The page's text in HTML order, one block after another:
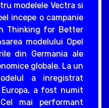
modelele Vectra si
incepe o campanie
Thinking for Better
modelului Opel
din Germania ale
globale. La un
a inregistrat
a fost numit
mai performant